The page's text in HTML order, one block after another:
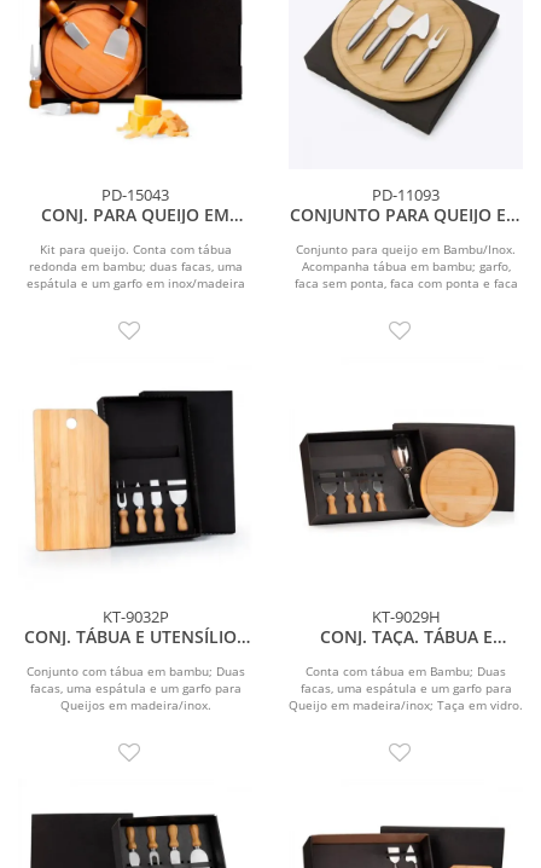
PD-15043
CONJ. PARA QUEIJO EM
PÇS
Kit para queijo. Conta com tábua
redonda em bambu; duas facas, uma
espátula e um garfo em inox/madeira
PD-11093
CONJUNTO PARA QUEIJO EM
Conjunto para queijo em Bambu/Inox.
Acompanha tábua em bambu; garfo,
faca sem ponta, faca com ponta e faca
KT-9032P
CONJ. TÁBUA E UTENSÍLIOS
Conjunto com tábua em bambu; Duas
facas, uma espátula e um garfo para
Queijos em madeira/inox.
KT-9029H
CONJ. TAÇA. TÁBUA E
Conta com tábua em Bambu; Duas
facas, uma espátula e um garfo para
Queijo em madeira/inox; Taça em vidro.